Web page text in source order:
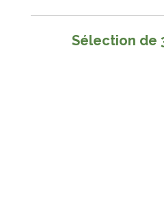
Sélection de